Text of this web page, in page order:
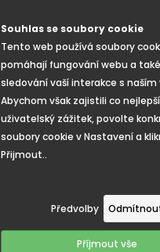
Souhlas se soubory cookie
Tento web používá soubory
pomáhají fungování webu a
sledování vaší interakce s naším
Abychom však zajistili co nejlepší
uživatelský zážitek, povolte
soubory cookie v Nastavení a
Přijmout..
Předvolby
Příjmout vše